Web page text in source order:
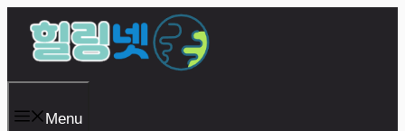
content
Menu